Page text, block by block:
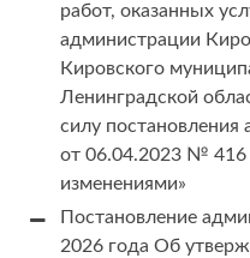
работ, оказанных
администрации
Кировского
Ленинградской
силу
от 06.04.2023 № 416
изменениями»
Постановление
2026 года Об